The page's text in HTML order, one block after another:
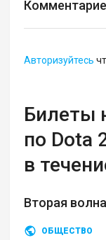
Авторизуйтесь
Билеты
по Dota
в
Вторая
ОБЩЕСТВО